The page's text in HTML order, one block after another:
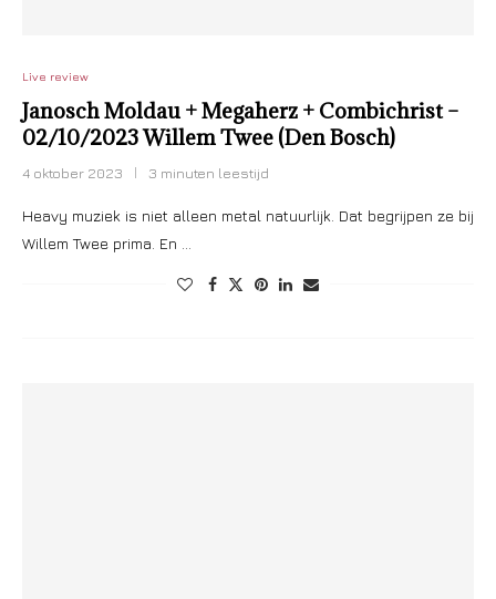
Live review
Janosch Moldau + Megaherz + Combichrist –
02/10/2023 Willem Twee (Den Bosch)
4 oktober 2023 3 minuten leestijd
Heavy muziek is niet alleen metal natuurlijk. Dat begrijpen ze bij
Willem Twee prima. En …